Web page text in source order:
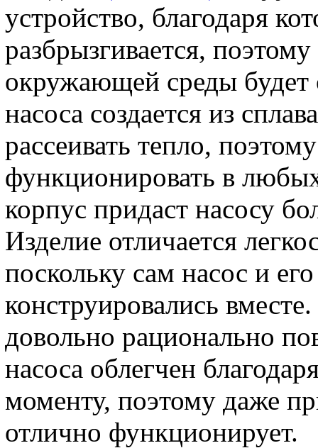
устройство, благодаря
разбрызгивается,
окружающей среды будет
насоса создается из
рассеивать тепло,
функционировать в
корпус придаст насосу
Изделие отличается
поскольку сам насос и
конструировались
довольно рационально
насоса облегчен
моменту, поэтому даже
отлично функционирует.